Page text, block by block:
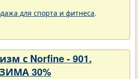
для спорта и фитнеса.
с Norfine - 901.
30%